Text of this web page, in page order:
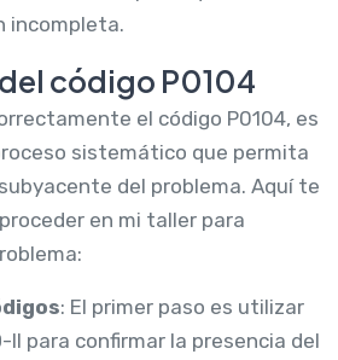
incompleta.
código P0104
el código P0104, es
sistemático que permita
del problema. Aquí te
en mi taller para
: El primer paso es utilizar
II para confirmar la presencia del